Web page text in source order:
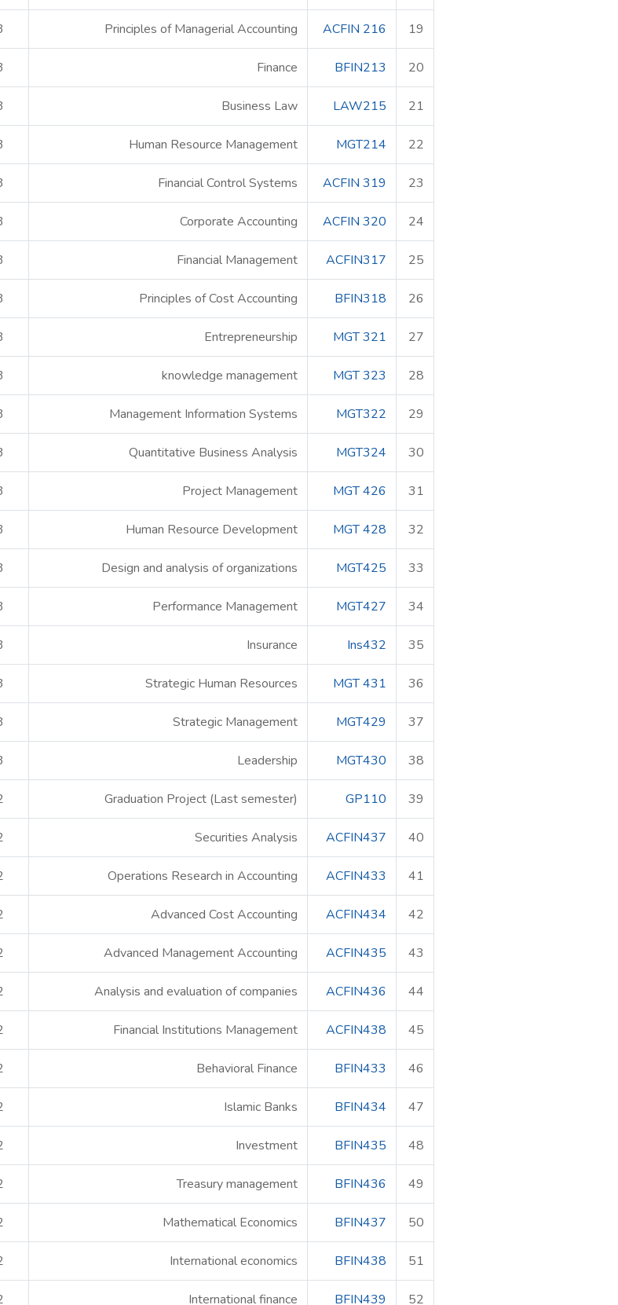
19
ACFIN 216
Principles of Managerial Accounting
20
BFIN213
Finance
21
LAW215
Business Law
22
MGT214
Human Resource Management
23
ACFIN 319
Financial Control Systems
24
ACFIN 320
Corporate Accounting
25
ACFIN317
Financial Management
26
BFIN318
Principles of Cost Accounting
27
MGT 321
Entrepreneurship
28
MGT 323
knowledge management
29
MGT322
Management Information Systems
30
MGT324
Quantitative Business Analysis
31
MGT 426
Project Management
32
MGT 428
Human Resource Development
33
MGT425
Design and analysis of organizations
34
MGT427
Performance Management
35
Ins432
Insurance
36
MGT 431
Strategic Human Resources
37
MGT429
Strategic Management
38
MGT430
Leadership
39
GP110
Graduation Project (Last semester)
40
ACFIN437
Securities Analysis
41
ACFIN433
Operations Research in Accounting
42
ACFIN434
Advanced Cost Accounting
43
ACFIN435
Advanced Management Accounting
44
ACFIN436
Analysis and evaluation of companies
45
ACFIN438
Financial Institutions Management
46
BFIN433
Behavioral Finance
47
BFIN434
Islamic Banks
48
BFIN435
Investment
49
BFIN436
Treasury management
50
BFIN437
Mathematical Economics
51
BFIN438
International economics
52
BFIN439
International finance